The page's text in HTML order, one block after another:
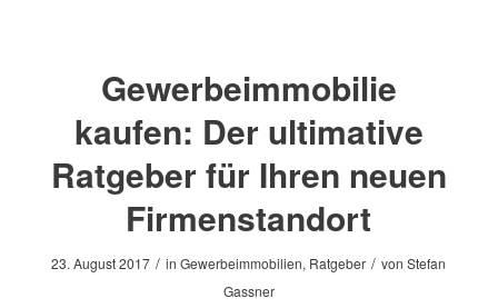
Gewerbeimmobilie
kaufen: Der ultimative
Ratgeber für Ihren neuen
Firmenstandort
23. August 2017 / inGewerbeimmobilien, Ratgeber / vonStefan
Gassner